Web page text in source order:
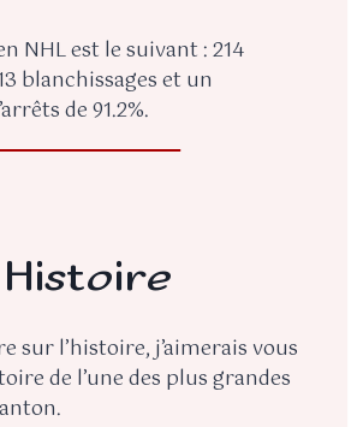
NHL est le suivant : 214
blanchissages et un
de 91.2%.
Histoire
sur l’histoire, j’aimerais vous
de l’une des plus grandes